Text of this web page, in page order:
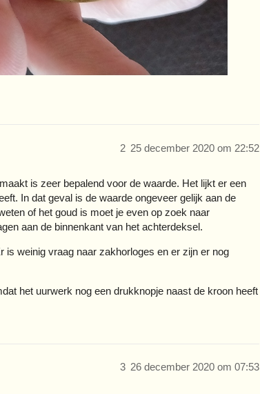
25 december 2020 om 22:52
2
is zeer bepalend voor de waarde. Het lijkt er een
In dat geval is de waarde ongeveer gelijk aan de
of het goud is moet je even op zoek naar
aan de binnenkant van het achterdeksel.
weinig vraag naar zakhorloges en er zijn er nog
het uurwerk nog een drukknopje naast de kroon heeft
26 december 2020 om 07:53
3